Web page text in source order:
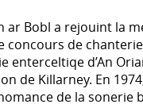
ar Bobl a rejouint la
concours de
enterceltiqe d’An
de Killarney. En
de la sonerie